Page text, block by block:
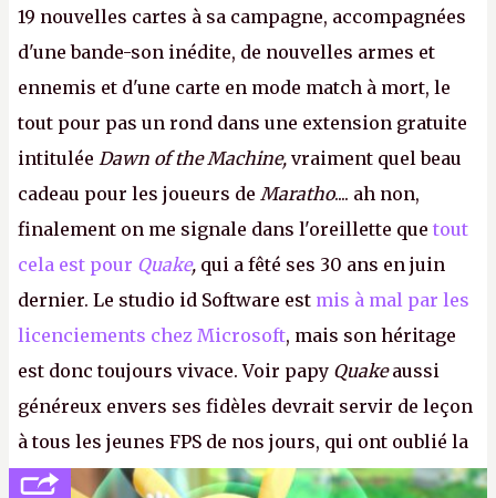
19 nouvelles cartes à sa campagne, accompagnées
d'une bande-son inédite, de nouvelles armes et
ennemis et d'une carte en mode match à mort, le
tout pour pas un rond dans une extension gratuite
intitulée Dawn of the Machine, vraiment quel beau
cadeau pour les joueurs de Maratho.... ah non,
finalement on me signale dans l'oreillette que tout
cela est pour Quake, qui a fêté ses 30 ans en juin
dernier. Le studio id Software est mis à mal par les
licenciements chez Microsoft, mais son héritage
est donc toujours vivace. Voir papy Quakeaussi
généreux envers ses fidèles devrait servir de leçon
à tous les jeunes FPS de nos jours, qui ont oublié la
politesse et le respect envers leurs joueurs et les